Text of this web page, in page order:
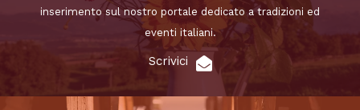
inserimento sul nostro portale dedicato a tradizioni ed
eventi italiani.
Scrivici